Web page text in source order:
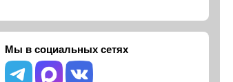
Мы в социальных сетях